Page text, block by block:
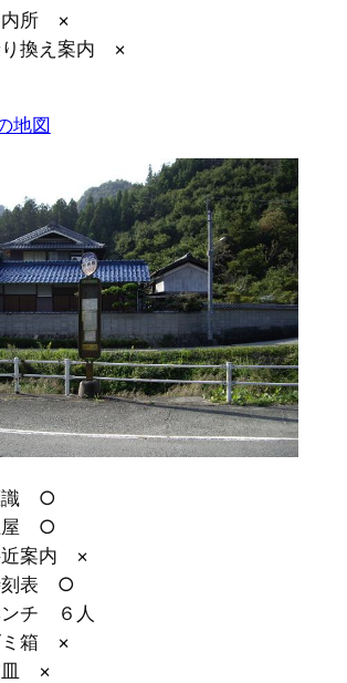
内所 ×
り換え案内 ×
地図
識 ○
屋 ○
近案内 ×
刻表 ○
ンチ ６人
ミ箱 ×
皿 ×